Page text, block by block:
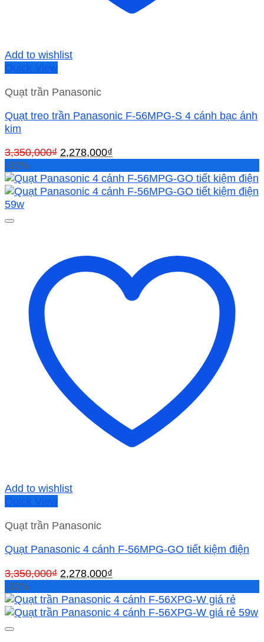
Add to wishlist
Quick View
Quạt trần Panasonic
Quạt treo trần Panasonic F-56MPG-S 4 cánh bạc ánh
kim
3,350,000₫ Giá
là:
3,350,000₫.
2,278,000₫
tại
là:
-32%
Add to wishlist
Quick View
Quạt trần Panasonic
Quạt Panasonic 4 cánh F-56MPG-GO tiết kiệm điện
3,350,000₫ Giá
là:
3,350,000₫.
2,278,000₫
tại
là:
-32%